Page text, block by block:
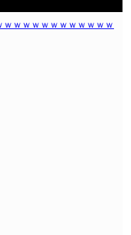
ｗｗｗｗｗｗｗｗｗｗｗｗ